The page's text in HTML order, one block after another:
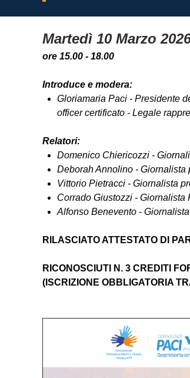
Martedì 10 Marzo
ore 15.00 - 18.00
Introduce e modera:
Gloriamaria Paci - Presidente
officer certificato - Legale
Relatori:
Domenico Chiericozzi -
Deborah Annolino - Giornalista
Vittorio Pietracci - Giornalista
Corrado Giustozzi - Giornalista
Alfonso Benevento -
RILASCIATO ATTESTATO DI
RICONOSCIUTI N. 3 CREDITI
(ISCRIZIONE OBBLIGATORIA